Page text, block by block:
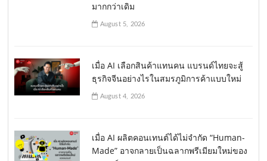
มากกว่าเดิม
August 5, 2026
เมื่อ AI เลือกสินค้าแทนคน แบรนด์ไทยจะสู้
ธุรกิจจีนอย่างไรในสมรภูมิการค้าแบบใหม่
August 4, 2026
เมื่อ AI ผลิตคอนเทนต์ได้ไม่จำกัด “Human-
Made” อาจกลายเป็นฉลากพรีเมียมใหม่ของ